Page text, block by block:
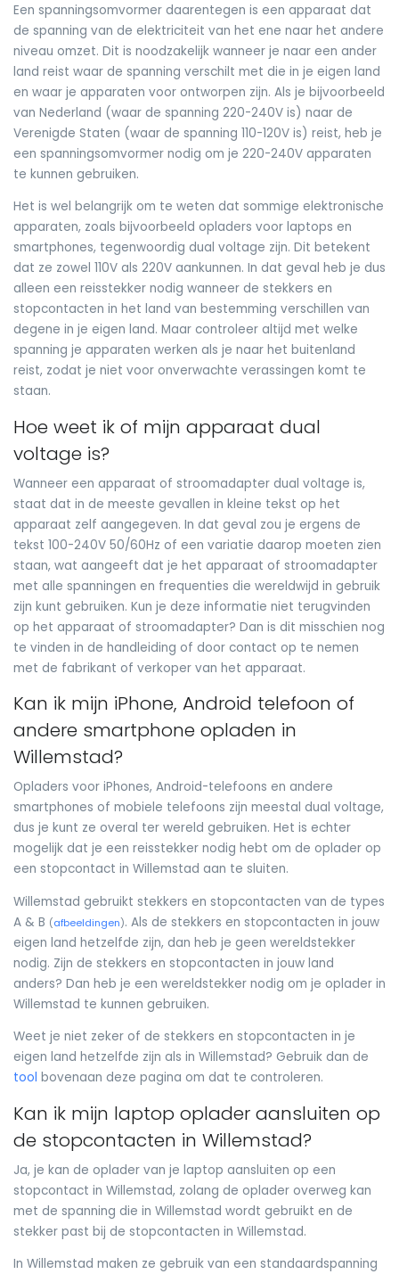
Een spanningsomvormer daarentegen is een apparaat dat
de spanning van de elektriciteit van het ene naar het andere
niveau omzet. Dit is noodzakelijk wanneer je naar een ander
land reist waar de spanning verschilt met die in je eigen land
en waar je apparaten voor ontworpen zijn. Als je bijvoorbeeld
van Nederland (waar de spanning 220-240V is) naar de
Verenigde Staten (waar de spanning 110-120V is) reist, heb je
een spanningsomvormer nodig om je 220-240V apparaten
te kunnen gebruiken.
Het is wel belangrijk om te weten dat sommige elektronische
apparaten, zoals bijvoorbeeld opladers voor laptops en
smartphones, tegenwoordig dual voltage zijn. Dit betekent
dat ze zowel 110V als 220V aankunnen. In dat geval heb je dus
alleen een reisstekker nodig wanneer de stekkers en
stopcontacten in het land van bestemming verschillen van
degene in je eigen land. Maar controleer altijd met welke
spanning je apparaten werken als je naar het buitenland
reist, zodat je niet voor onverwachte verassingen komt te
staan.
Hoe weet ik of mijn apparaat dual
voltage is?
Wanneer een apparaat of stroomadapter dual voltage is,
staat dat in de meeste gevallen in kleine tekst op het
apparaat zelf aangegeven. In dat geval zou je ergens de
tekst 100-240V 50/60Hz of een variatie daarop moeten zien
staan, wat aangeeft dat je het apparaat of stroomadapter
met alle spanningen en frequenties die wereldwijd in gebruik
zijn kunt gebruiken. Kun je deze informatie niet terugvinden
op het apparaat of stroomadapter? Dan is dit misschien nog
te vinden in de handleiding of door contact op te nemen
met de fabrikant of verkoper van het apparaat.
Kan ik mijn iPhone, Android telefoon of
andere smartphone opladen in
Willemstad?
Opladers voor iPhones, Android-telefoons en andere
smartphones of mobiele telefoons zijn meestal dual voltage,
dus je kunt ze overal ter wereld gebruiken. Het is echter
mogelijk dat je een reisstekker nodig hebt om de oplader op
een stopcontact in Willemstad aan te sluiten.
Willemstad gebruikt stekkers en stopcontacten van de types
A & B (afbeeldingen). Als de stekkers en stopcontacten in jouw
eigen land hetzelfde zijn, dan heb je geen wereldstekker
nodig. Zijn de stekkers en stopcontacten in jouw land
anders? Dan heb je een wereldstekker nodig om je oplader in
Willemstad te kunnen gebruiken.
Weet je niet zeker of de stekkers en stopcontacten in je
eigen land hetzelfde zijn als in Willemstad? Gebruik dan de
tool bovenaan deze pagina om dat te controleren.
Kan ik mijn laptop oplader aansluiten op
de stopcontacten in Willemstad?
Ja, je kan de oplader van je laptop aansluiten op een
stopcontact in Willemstad, zolang de oplader overweg kan
met de spanning die in Willemstad wordt gebruikt en de
stekker past bij de stopcontacten in Willemstad.
In Willemstad maken ze gebruik van een standaardspanning